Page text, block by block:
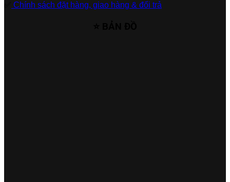
Chính sách đặt hàng, giao hàng & đổi trả